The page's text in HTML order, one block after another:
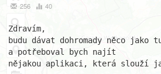
256 40
Zdravím,
budu dávat dohromady něco jako
a potřeboval bych najít
nějakou aplikaci, která slouží